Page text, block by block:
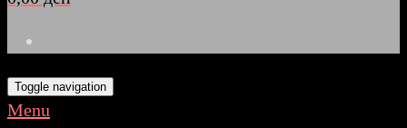
Toggle navigation
Menu